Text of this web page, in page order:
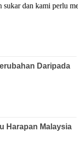
dan kami perlu